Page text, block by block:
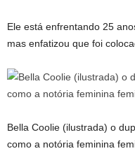
Ele está enfrentando 25
mas enfatizou que foi
Bella Coolie (ilustrada) o
como a notória feminina